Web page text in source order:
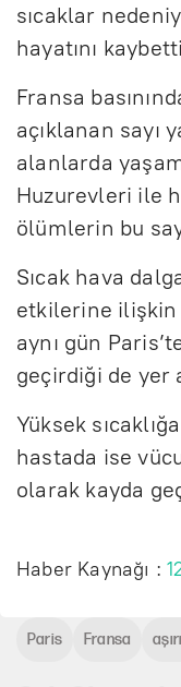
sıcaklar
hayatını
Fransa
açıklanan sayı
alanlarda
Huzurevleri ile
ölümlerin bu
Sıcak hava
etkilerine ilişkin
aynı gün
geçirdiği de yer
Yüksek
hastada ise
olarak kayda
Haber Kaynağı :
Paris Fransa